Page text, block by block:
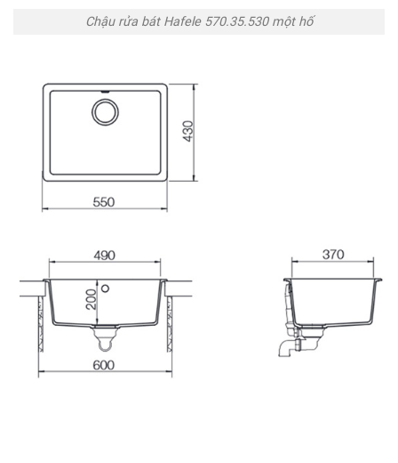
Chậu rửa bát Hafele 570.35.530 một hố